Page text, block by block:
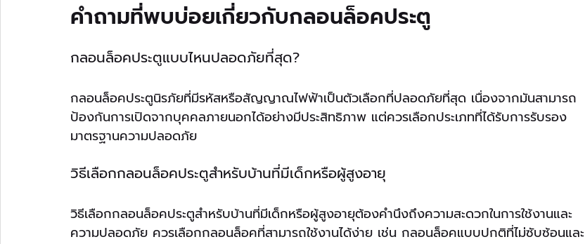
คำถามที่พบบ่อยเกี่ยวกับกลอนล็อคประตู
กลอนล็อคประตูแบบไหนปลอดภัยที่สุด?
กลอนล็อคประตูนิรภัยที่มีรหัสหรือสัญญาณไฟฟ้าเป็นตัวเลือกที่ปลอดภัยที่สุด เนื่องจากมันสามารถ
ป้องกันการเปิดจากบุคคลภายนอกได้อย่างมีประสิทธิภาพ แต่ควรเลือกประเภทที่ได้รับการรับรอง
มาตรฐานความปลอดภัย
วิธีเลือกกลอนล็อคประตูสำหรับบ้านที่มีเด็กหรือผู้สูงอายุ
วิธีเลือกกลอนล็อคประตูสำหรับบ้านที่มีเด็กหรือผู้สูงอายุต้องคำนึงถึงความสะดวกในการใช้งานและ
ความปลอดภัย ควรเลือกกลอนล็อคที่สามารถใช้งานได้ง่าย เช่น กลอนล็อคแบบปกติที่ไม่ซับซ้อนและ